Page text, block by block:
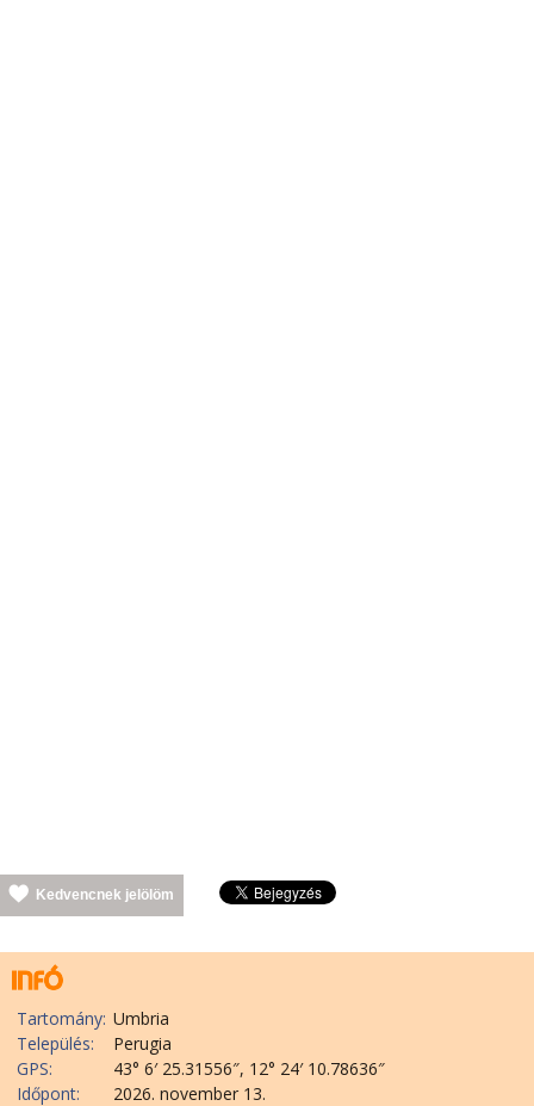
Kedvencnek jelölöm
Tartomány: Umbria
Település:
Perugia
GPS:
43° 6′ 25.31556″, 12° 24′ 10.78636″
Időpont:
2026. november 13.